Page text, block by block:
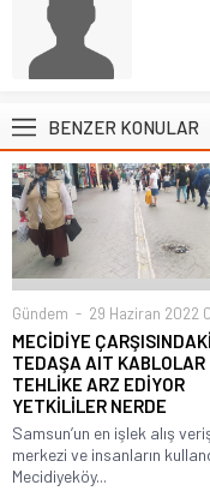
BENZER KONULAR
Gündem 29 Haziran 2022
MECİDİYE ÇARŞISINDAKİ
TEDAŞA AIT KABLOLAR
TEHLİKE ARZ EDİYOR
YETKİLİLER NERDE
Samsun’un en işlek alış
merkezi ve insanların
Mecidiyeköy...